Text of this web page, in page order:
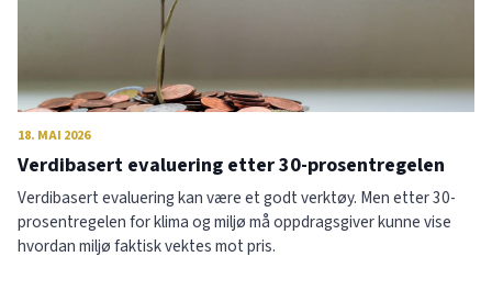
18. MAI 2026
Verdibasert evaluering etter 30-prosentregelen
Verdibasert evaluering kan være et godt verktøy. Men etter 30-
prosentregelen for klima og miljø må oppdragsgiver kunne vise
hvordan miljø faktisk vektes mot pris.